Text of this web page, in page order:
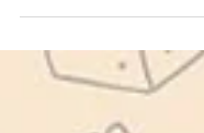
und Gerichte auf und
oder Gruppe
Gewaltenteilung in
und